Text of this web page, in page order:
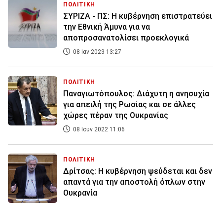
ΠΟΛΙΤΙΚΗ
ΣΥΡΙΖΑ - ΠΣ: Η κυβέρνηση επιστρατεύει
την Εθνική Άμυνα για να
αποπροσανατολίσει προεκλογικά
08 Ιαν 2023 13:27
ΠΟΛΙΤΙΚΗ
Παναγιωτόπουλος: Διάχυτη η ανησυχία
για απειλή της Ρωσίας και σε άλλες
χώρες πέραν της Ουκρανίας
08 Ιουν 2022 11:06
ΠΟΛΙΤΙΚΗ
Δρίτσας: Η κυβέρνηση ψεύδεται και δεν
απαντά για την αποστολή όπλων στην
Ουκρανία